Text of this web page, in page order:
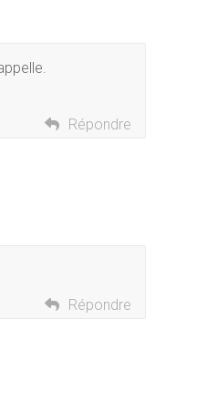
Répondre
Répondre